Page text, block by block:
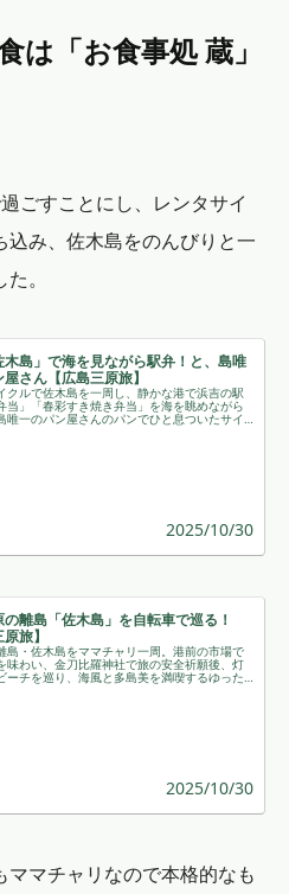
ごすことにし、レンタサイ
込み、佐木島をのんびりと一
。
木島」で海を見ながら駅弁！と、島唯
さん【広島三原旅】
クルで佐木島を一周し、静かな港で浜吉の駅
当」「春彩すき焼き弁当」を海を眺めながら
唯一のパン屋さんのパンでひと息ついたサイ
2025/10/30
離島「佐木島」を自転車で巡る！
旅】
島・佐木島をママチャリ一周。港前の市場で
味わい、金刀比羅神社で旅の安全祈願後、灯
ーチを巡り、海風と多島美を満喫するゆった
2025/10/30
マチャリなので本格的なも